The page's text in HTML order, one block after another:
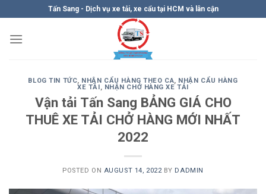
content
Tấn Sang - Dịch vụ xe tải, xe cẩu tại HCM và lân cận
BLOG TIN TỨC, NHẬN CẨU HÀNG THEO CA, NHẬN CẨU HÀNG
XE TẢI, NHẬN CHỞ HÀNG XE TẢI
Vận tải Tấn Sang BẢNG GIÁ CHO
THUÊ XE TẢI CHỞ HÀNG MỚI NHẤT
2022
POSTED ON AUGUST 14, 2022 BY DADMIN